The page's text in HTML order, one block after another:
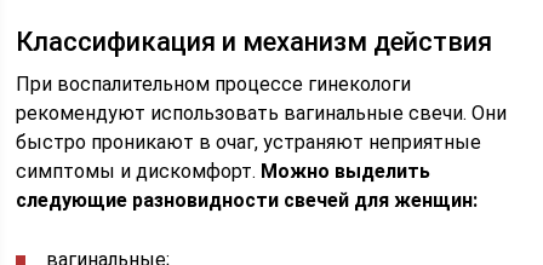
Классификация и механизм действия
При воспалительном процессе гинекологи
рекомендуют использовать вагинальные свечи. Они
быстро проникают в очаг, устраняют неприятные
симптомы и дискомфорт. Можно выделить
следующие разновидности свечей для женщин:
вагинальные;